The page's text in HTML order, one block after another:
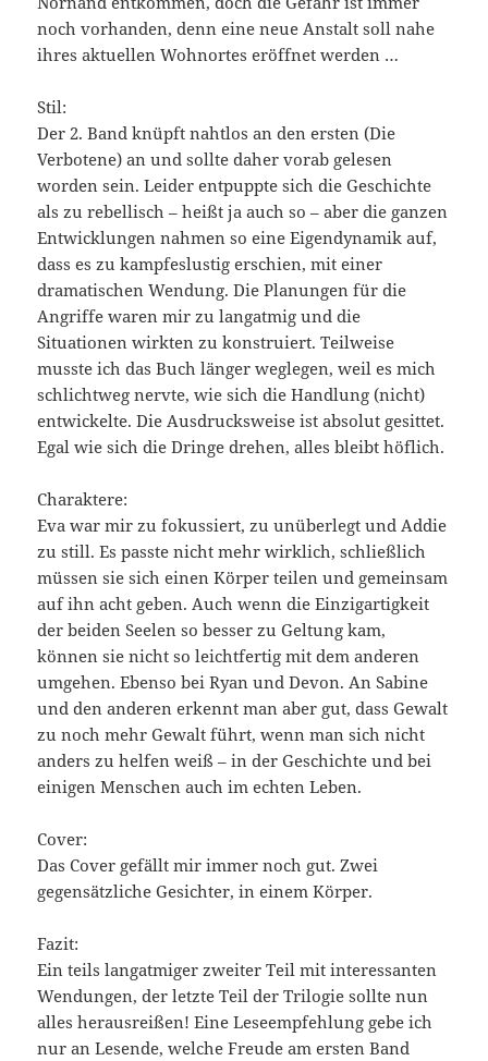
noch vorhanden, denn eine neue Anstalt soll nahe
ihres aktuellen Wohnortes eröffnet werden …
Stil:
Der 2. Band knüpft nahtlos an den ersten (Die
Verbotene) an und sollte daher vorab gelesen
worden sein. Leider entpuppte sich die Geschichte
als zu rebellisch – heißt ja auch so – aber die ganzen
Entwicklungen nahmen so eine Eigendynamik auf,
dass es zu kampfeslustig erschien, mit einer
dramatischen Wendung. Die Planungen für die
Angriffe waren mir zu langatmig und die
Situationen wirkten zu konstruiert. Teilweise
musste ich das Buch länger weglegen, weil es mich
schlichtweg nervte, wie sich die Handlung (nicht)
entwickelte. Die Ausdrucksweise ist absolut gesittet.
Egal wie sich die Dringe drehen, alles bleibt höflich.
Charaktere:
Eva war mir zu fokussiert, zu unüberlegt und Addie
zu still. Es passte nicht mehr wirklich, schließlich
müssen sie sich einen Körper teilen und gemeinsam
auf ihn acht geben. Auch wenn die Einzigartigkeit
der beiden Seelen so besser zu Geltung kam,
können sie nicht so leichtfertig mit dem anderen
umgehen. Ebenso bei Ryan und Devon. An Sabine
und den anderen erkennt man aber gut, dass Gewalt
zu noch mehr Gewalt führt, wenn man sich nicht
anders zu helfen weiß – in der Geschichte und bei
einigen Menschen auch im echten Leben.
Cover:
Das Cover gefällt mir immer noch gut. Zwei
gegensätzliche Gesichter, in einem Körper.
Fazit:
Ein teils langatmiger zweiter Teil mit interessanten
Wendungen, der letzte Teil der Trilogie sollte nun
alles herausreißen! Eine Leseempfehlung gebe ich
nur an Lesende, welche Freude am ersten Band